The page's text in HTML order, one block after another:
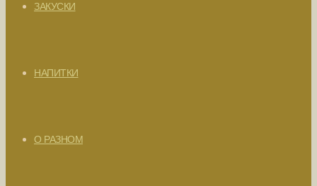
ЗАКУСКИ
НАПИТКИ
О РАЗНОМ